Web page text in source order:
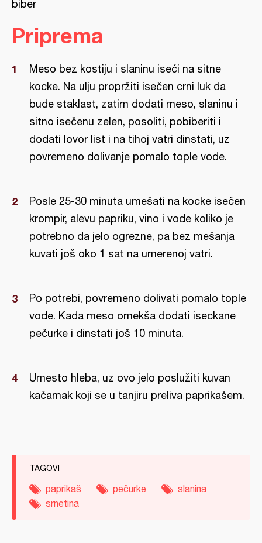
biber
Priprema
Meso bez kostiju i slaninu iseći na sitne
kocke. Na ulju propržiti isečen crni luk da
bude staklast, zatim dodati meso, slaninu i
sitno isečenu zelen, posoliti, pobiberiti i
dodati lovor list i na tihoj vatri dinstati, uz
povremeno dolivanje pomalo tople vode.
Posle 25-30 minuta umešati na kocke isečen
krompir, alevu papriku, vino i vode koliko je
potrebno da jelo ogrezne, pa bez mešanja
kuvati još oko 1 sat na umerenoj vatri.
Po potrebi, povremeno dolivati pomalo tople
vode. Kada meso omekša dodati iseckane
pečurke i dinstati još 10 minuta.
Umesto hleba, uz ovo jelo poslužiti kuvan
kačamak koji se u tanjiru preliva paprikašem.
TAGOVI
paprikaš pečurke
slanina
srnetina